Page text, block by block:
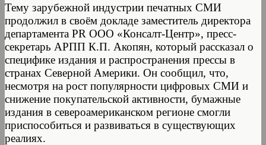
Тему зарубежной индустрии печатных СМИ
продолжил в своём докладе заместитель директора
департамента PR ООО «Консалт-Центр», пресс-
секретарь АРПП К.П. Акопян, который рассказал о
специфике издания и распространения прессы в
странах Северной Америки. Он сообщил, что,
несмотря на рост популярности цифровых СМИ и
снижение покупательской активности, бумажные
издания в североамериканском регионе смогли
приспособиться и развиваться в существующих
реалиях.